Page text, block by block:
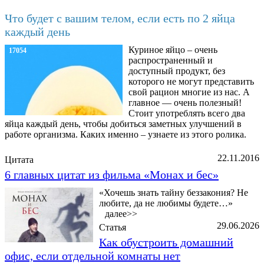
Что будет с вашим телом, если есть по 2 яйца
каждый день
17054
Куриное яйцо – очень
распространенный и
доступный продукт, без
которого не могут представить
свой рацион многие из нас. А
главное — очень полезный!
Стоит употреблять всего два
яйца каждый день, чтобы добиться заметных улучшений в
работе организма. Каких именно – узнаете из этого ролика.
22.11.2016
Цитата
6 главных цитат из фильма «Монах и бес»
«Хочешь знать тайну беззакония? Не
любите, да не любимы будете…»
далее>>
29.06.2026
Статья
Как обустроить домашний
офис, если отдельной комнаты нет